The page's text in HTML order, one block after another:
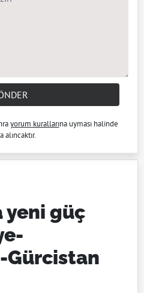
yorum kurallarına uyması halinde
alıncaktır.
yeni güç
Gürcistan